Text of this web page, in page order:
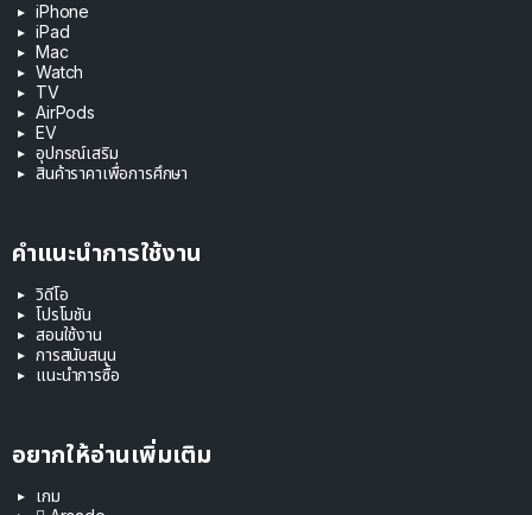
iPhone
iPad
Mac
Watch
TV
AirPods
EV
อุปกรณ์เสริม
สินค้าราคาเพื่อการศึกษา
คำแนะนำการใช้งาน
วิดีโอ
โปรโมชัน
สอนใช้งาน
การสนับสนุน
แนะนำการซื้อ
อยากให้อ่านเพิ่มเติม
เกม